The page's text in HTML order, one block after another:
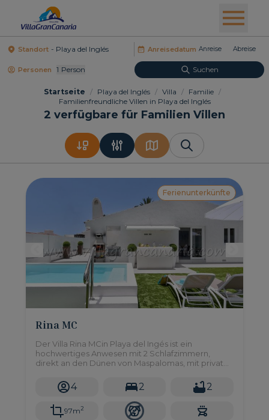
Standort Anreisedatum
Personen 1 Person Suchen
Startseite / Playa del Inglés / Villa / Familie /
Familienfreundliche Villen in Playa del Inglés
2 verfügbare für Familien Villen
Ferienunterkünfte
Rina MC
Der Villa Rina MCin Playa del Ingés ist ein
hochwertiges Anwesen mit 2 Schlafzimmern,
direkt an den Dünen von Maspalomas, mit privater
Unterkunft ist genau das, was Sie für Ihren Urlaub
auf Gran Canaria suchen!
4 2 2
97m2